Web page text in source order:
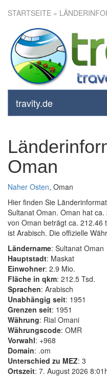
STARTSEITE »
travity.de
Oman
Naher Osten, Oman
Hier finden Sie
Sultanat Oman. Oman hat
von Oman beträgt ca. 212.46
ist Arabisch. Die offizielle
Ländername: Sultanat Oman
Hauptstadt: Maskat
Einwohner: 2.9 Mio.
Fläche in qkm: 212.5 Tsd.
Sprachen: Arabisch
Unabhängig seit: 1951
Grenzen seit: 1951
Währung: Rial Omani
Währungscode: OMR
Vorwahl: +968
Domain: .om
Unterschied zu MEZ: 3
Ortszeit: 7. August 2026